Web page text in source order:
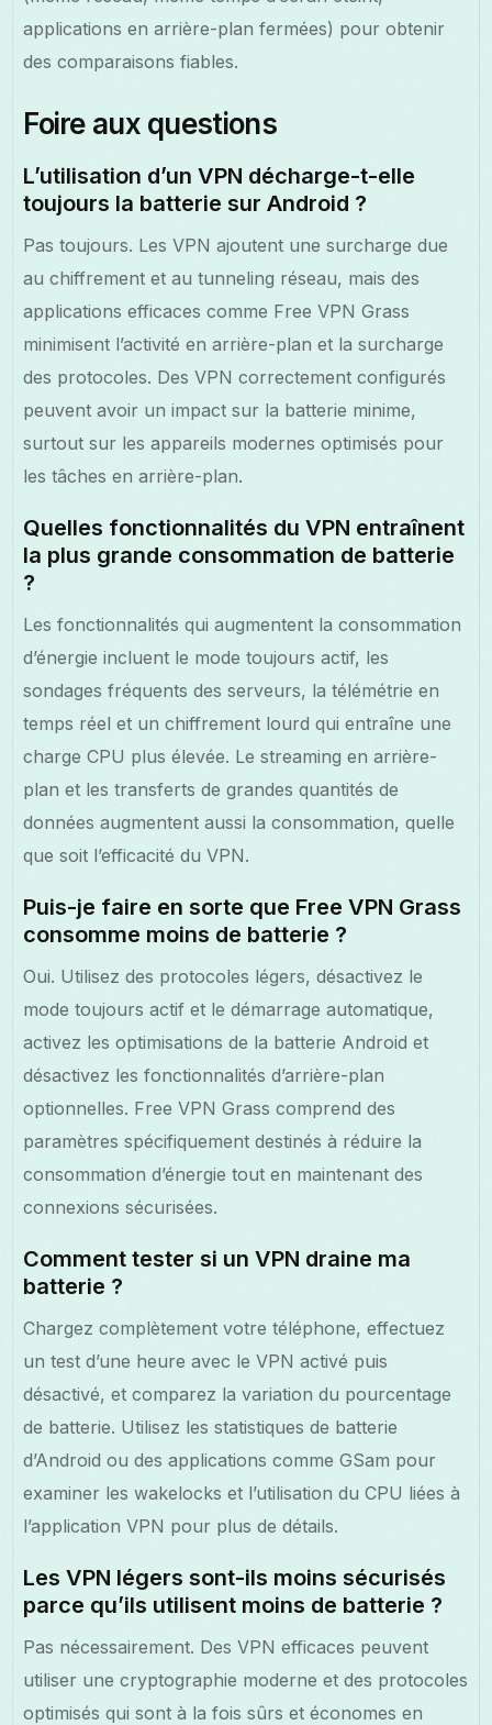
applications en arrière-plan fermées) pour obtenir
des comparaisons fiables.
Foire aux questions
L’utilisation d’un VPN décharge-t-elle
toujours la batterie sur Android ?
Pas toujours. Les VPN ajoutent une surcharge due
au chiffrement et au tunneling réseau, mais des
applications efficaces comme Free VPN Grass
minimisent l’activité en arrière-plan et la surcharge
des protocoles. Des VPN correctement configurés
peuvent avoir un impact sur la batterie minime,
surtout sur les appareils modernes optimisés pour
les tâches en arrière-plan.
Quelles fonctionnalités du VPN entraînent
la plus grande consommation de batterie
?
Les fonctionnalités qui augmentent la consommation
d’énergie incluent le mode toujours actif, les
sondages fréquents des serveurs, la télémétrie en
temps réel et un chiffrement lourd qui entraîne une
charge CPU plus élevée. Le streaming en arrière-
plan et les transferts de grandes quantités de
données augmentent aussi la consommation, quelle
que soit l’efficacité du VPN.
Puis-je faire en sorte que Free VPN Grass
consomme moins de batterie ?
Oui. Utilisez des protocoles légers, désactivez le
mode toujours actif et le démarrage automatique,
activez les optimisations de la batterie Android et
désactivez les fonctionnalités d’arrière-plan
optionnelles. Free VPN Grass comprend des
paramètres spécifiquement destinés à réduire la
consommation d’énergie tout en maintenant des
connexions sécurisées.
Comment tester si un VPN draine ma
batterie ?
Chargez complètement votre téléphone, effectuez
un test d’une heure avec le VPN activé puis
désactivé, et comparez la variation du pourcentage
de batterie. Utilisez les statistiques de batterie
d’Android ou des applications comme GSam pour
examiner les wakelocks et l’utilisation du CPU liées à
l’application VPN pour plus de détails.
Les VPN légers sont-ils moins sécurisés
parce qu’ils utilisent moins de batterie ?
Pas nécessairement. Des VPN efficaces peuvent
utiliser une cryptographie moderne et des protocoles
optimisés qui sont à la fois sûrs et économes en